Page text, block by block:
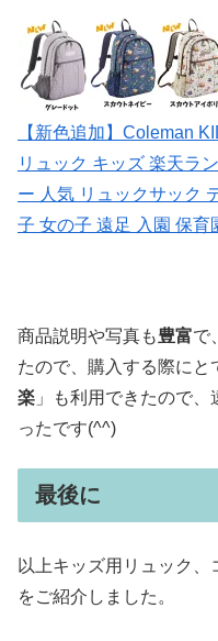
【新色追加】Coleman
リュック キッズ 楽天ラ
ー 人気 リュックサック
子 女の子 遠足 入園 保育
商品説明や写真も豊富で
たので、購入する際にと
楽 」も利用できたので
ったです(^^)
最後に
以上キッズ用リュック、
をご紹介しました。